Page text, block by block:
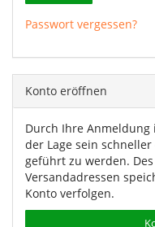
Passwort vergessen?
Konto eröffnen
Durch Ihre Anmeldung
der Lage sein
geführt zu werden.
Versandadressen
Konto verfolgen.